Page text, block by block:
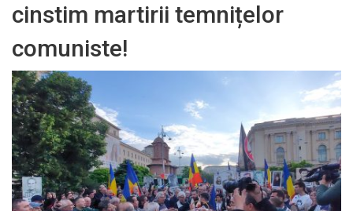
cinstim martirii temnițelor
comuniste!